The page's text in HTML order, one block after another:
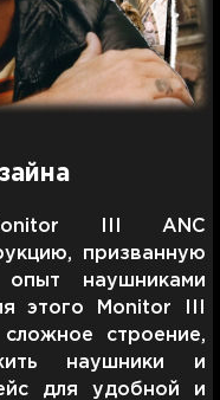
III ANC
призванную
опыт наушниками
этого Monitor III
строение,
наушники и
для удобной и